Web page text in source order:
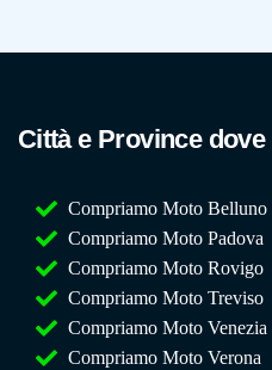
Città e Province dove
Compriamo Moto Belluno
Compriamo Moto Padova
Compriamo Moto Rovigo
Compriamo Moto Treviso
Compriamo Moto Venezia
Compriamo Moto Verona